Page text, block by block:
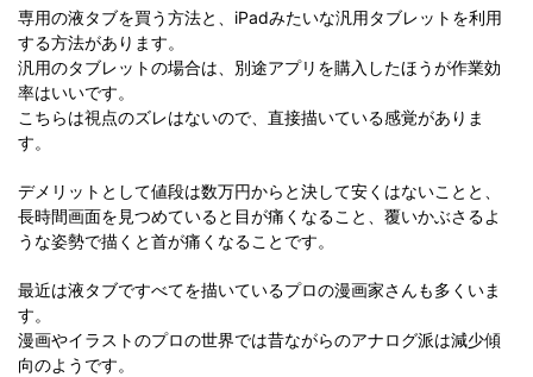
専用の液タブを買う方法と、iPadみたいな汎用タブレットを利用
する方法があります。
汎用のタブレットの場合は、別途アプリを購入したほうが作業効
率はいいです。
こちらは視点のズレはないので、直接描いている感覚がありま
す。
デメリットとして値段は数万円からと決して安くはないことと、
長時間画面を見つめていると目が痛くなること、覆いかぶさるよ
うな姿勢で描くと首が痛くなることです。
最近は液タブですべてを描いているプロの漫画家さんも多くいま
す。
漫画やイラストのプロの世界では昔ながらのアナログ派は減少傾
向のようです。